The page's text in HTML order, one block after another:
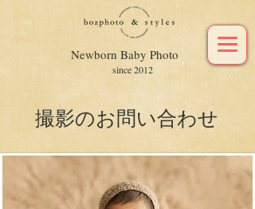
Newborn Baby Photo
since 2012
撮影のお問い合わせ